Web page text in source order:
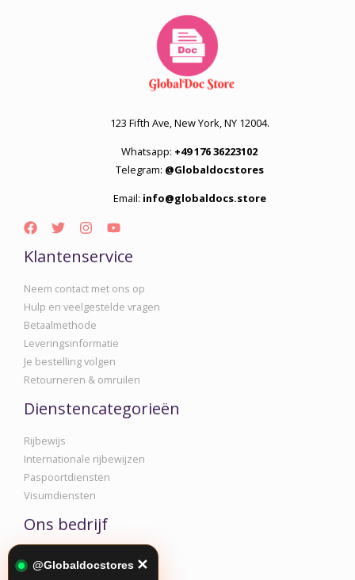
123 Fifth Ave, New York, NY 12004.
Whatsapp: +49 176 36223102
Telegram: @Globaldocstores
Email: info@globaldocs.store
Klantenservice
Neem contact met ons op
Hulp en veelgestelde vragen
Betaalmethode
Leveringsinformatie
Je bestelling volgen
Retourneren & omruilen
Dienstencategorieën
Rijbewijs
Internationale rijbewijzen
Paspoortdiensten
Visumdiensten
Ons bedrijf
Privacy- en cookiebeleid
@Globaldocstores ✕